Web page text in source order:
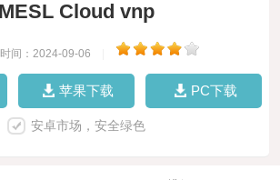
MESL Cloud vnp
时间：2024-09-06
苹果下载 PC下载
安卓市场，安全绿色